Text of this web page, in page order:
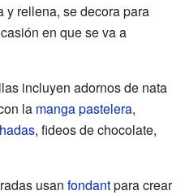
y rellena, se decora para
en que se va a
incluyen adornos de nata
la manga pastelera,
, fideos de chocolate,
usan fondantpara crear